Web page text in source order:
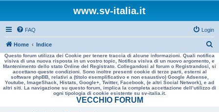
www.sv-italia.it
FAQ Login
Home Indice
e
r
a
Questo forum utilizza dei Cookie per tenere traccia di alcune informazioni. Quali notifica
visiva di una nuova risposta in un vostro topic, Notifica visiva di un nuovo argomento, e
Mantenimento dello stato Online del Registrato. Collegandosi al forum o Registrandosi, si
accettano queste condizioni. Sono inoltre presenti cookie di terze parti, esterni al
software phpBB, relativi a (titolo esemplificativo e non esaustivo) Google Adsense,
Youtube, ImageShack, Histats, Google+, Twitter, Facebook, (e altri Social Network), e ad
altri siti. La navigazione su questo forum, implica la completa accettazione dell’utilizzo di
ogni tipologia di cookie esistente su sv-italia.it.
VECCHIO FORUM